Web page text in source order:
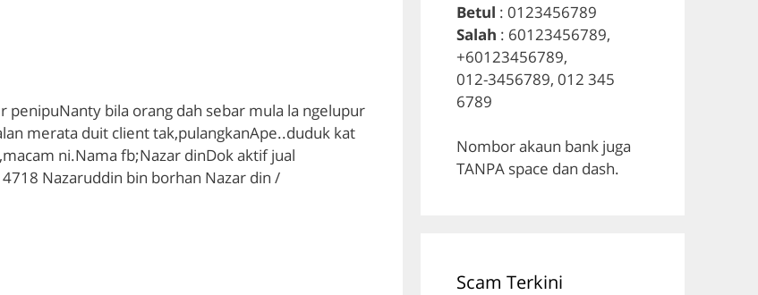
penipuNanty bila orang dah sebar mula la ngelupur
merata duit client tak,pulangkanApe..duduk kat
ni.Nama fb;Nazar dinDok aktif jual
Nazaruddin bin borhan Nazar din /
Betul : 0123456789
Salah : 60123456789,
+60123456789,
012-3456789, 012 345
6789
Nombor akaun bank juga
TANPA space dan dash.
Scam Terkini